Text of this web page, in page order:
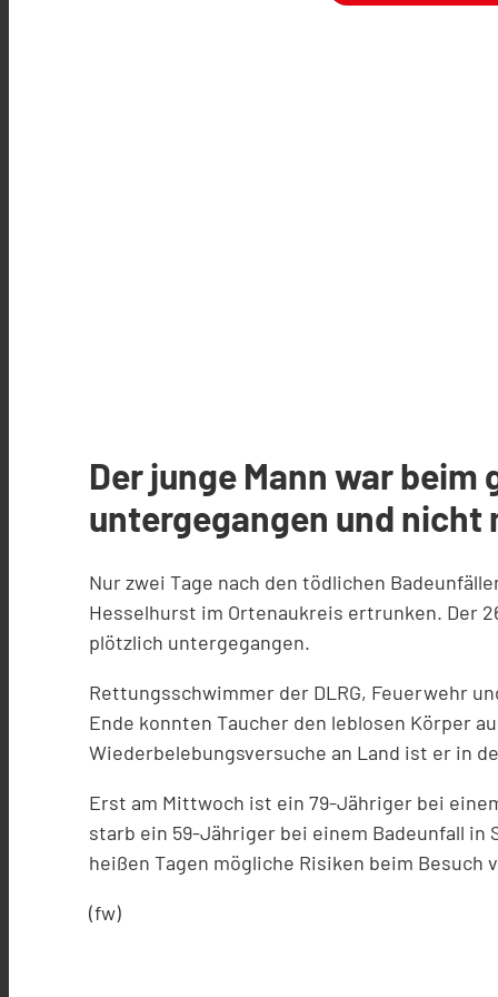
Der junge Mann war
untergegangen und nicht
Nur zwei Tage nach den tödlichen
Hesselhurst im Ortenaukreis ertrunken. Der
plötzlich untergegangen.
Rettungsschwimmer der DLRG, Feuerwehr
Ende konnten Taucher den leblosen Körper
Wiederbelebungsversuche an Land ist er in
Erst am Mittwoch ist ein 79-Jähriger bei
starb ein 59-Jähriger bei einem Badeunfall in
heißen Tagen mögliche Risiken beim Besuch
(fw)